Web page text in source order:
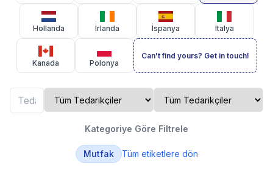
Hollanda İrlanda İspanya İtalya
Kanada Polonya
Can't find yours? Get in touch!
Kategoriye Göre Filtrele
Mutfak Tüm etiketlere dön